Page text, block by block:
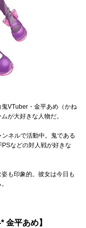
VTuber・金平あめ（かね
が大好きな人物だ。
ネルで活動中。鬼である
などの対人戦が好きな
も印象的。彼女は今日も
金平あめ】